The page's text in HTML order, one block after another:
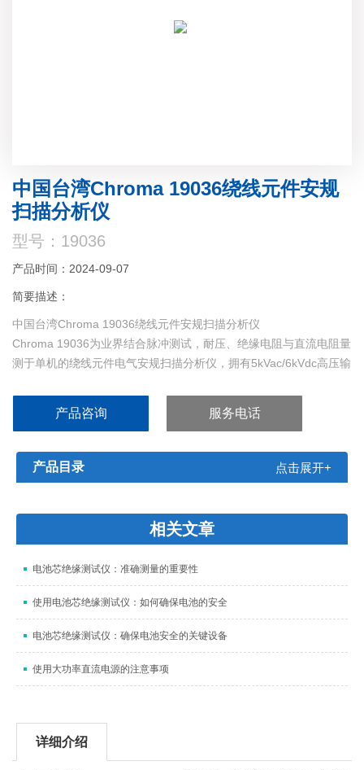
中国台湾Chroma 19036绕线元件安规
扫描分析仪
型号：19036
产品时间：2024-09-07
简要描述：
中国台湾Chroma 19036绕线元件安规扫描分析仪
Chroma 19036为业界结合脉冲测试，耐压、绝缘电阻与直流电阻量
测于单机的绕线元件电气安规扫描分析仪，拥有5kVac/6kVdc高压输
产品咨询 服务电话
产品目录 点击展开+
相关文章
电池芯绝缘测试仪：准确测量的重要性
使用电池芯绝缘测试仪：如何确保电池的安全
电池芯绝缘测试仪：确保电池安全的关键设备
使用大功率直流电源的注意事项
详细介绍